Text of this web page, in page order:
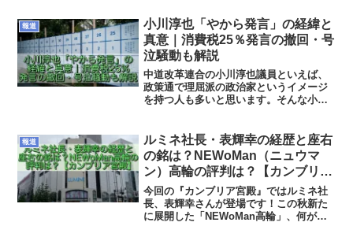
報道
小川淳也「やから発言」の経緯と
真意｜消費税25％発言の撤回・号
泣騒動も解説
中道改革連合の小川淳也議員といえば、
政策通で理屈派の政治家というイメージ
を持つ人も多いと思います。そんな小川
言・消費税25％・「号泣」エピソードな
どなどについて、まとめて振り返ってみ
たいと思います。
報道
ルミネ社長・表輝幸の経歴と座右
の銘は？NEWoMan（ニュウマ
ン）高輪の評判は？【カンブリア
宮殿】
今回の『カンブリア宮殿』ではルミネ社
長、表輝幸さんが登場です！この秋新た
に展開した「NEWoMan高輪」、何が目